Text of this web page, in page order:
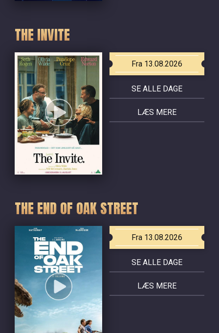
THE INVITE
Fra 13.08.2026
SE ALLE DAGE
LÆS MERE
THE END OF OAK STREET
Fra 13.08.2026
SE ALLE DAGE
LÆS MERE